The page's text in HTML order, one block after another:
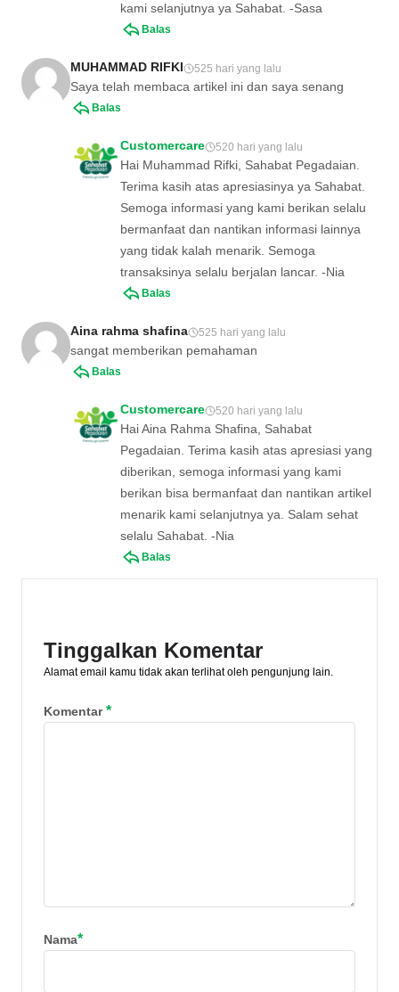
kami selanjutnya ya Sahabat. -Sasa
Balas
MUHAMMAD RIFKI 525 hari yang lalu
Saya telah membaca artikel ini dan saya senang
Balas
Customercare 520 hari yang lalu
Hai Muhammad Rifki, Sahabat Pegadaian.
Terima kasih atas apresiasinya ya Sahabat.
Semoga informasi yang kami berikan selalu
bermanfaat dan nantikan informasi lainnya
yang tidak kalah menarik. Semoga
transaksinya selalu berjalan lancar. -Nia
Balas
Aina rahma shafina 525 hari yang lalu
sangat memberikan pemahaman
Balas
Customercare 520 hari yang lalu
Hai Aina Rahma Shafina, Sahabat
Pegadaian. Terima kasih atas apresiasi yang
diberikan, semoga informasi yang kami
berikan bisa bermanfaat dan nantikan artikel
menarik kami selanjutnya ya. Salam sehat
selalu Sahabat. -Nia
Balas
Tinggalkan Komentar
Alamat email kamu tidak akan terlihat oleh pengunjung lain.
Komentar*
Nama*